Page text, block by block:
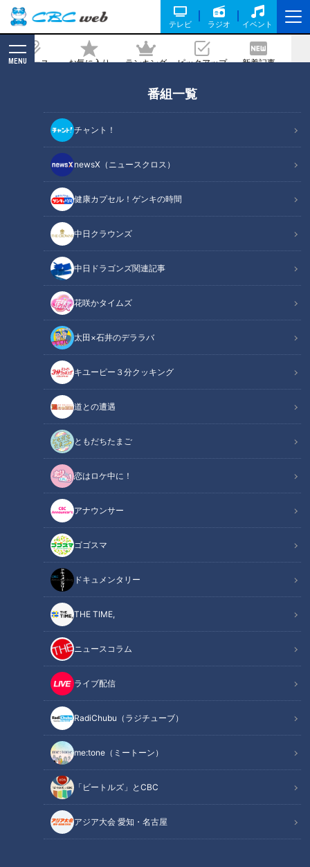
テレビ ラジオ イベント
ニュース お気に入り ランキング ピックアップ 新着記事
MENU
番組一覧
チャント！
newsX（ニュースクロス）
健康カプセル！ゲンキの時間
中日クラウンズ
中日ドラゴンズ関連記事
花咲かタイムズ
太田×石井のデララバ
キユーピー３分クッキング
道との遭遇
ともだちたまご
恋はロケ中に！
アナウンサー
ゴゴスマ
ドキュメンタリー
THE TIME,
ニュースコラム
ライブ配信
RadiChubu（ラジチューブ）
me:tone（ミートーン）
「ビートルズ」とCBC
アジア大会 愛知・名古屋
界的な“車不足”の深刻な理由とは？
2022/06/17 17:06
CBCテレビ：画像『写真AC』より「車」
ニュースコラム
東西南北論説風
「新車を注文したらディーラーから半年待てと言われた」「実
家の父親が車を買い替えようとしたら納車まで１年かかるそう
だ」。最近、周囲にいる複数の人たちから相次いでこんな声を
聞いた。実際、車を買おうにも新車が手元に届くまでに、過去
にはなかったほどの長い時間がかかっている。
納車の待ち時間に驚く
コロナ禍がもたらした部品不足
中古車と輸入車も足りない
特別に暑い夏が訪れそう
オススメ関連コンテンツ
納車の待ち時間に驚く